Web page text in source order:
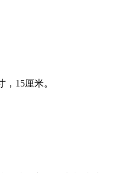
，15厘米。